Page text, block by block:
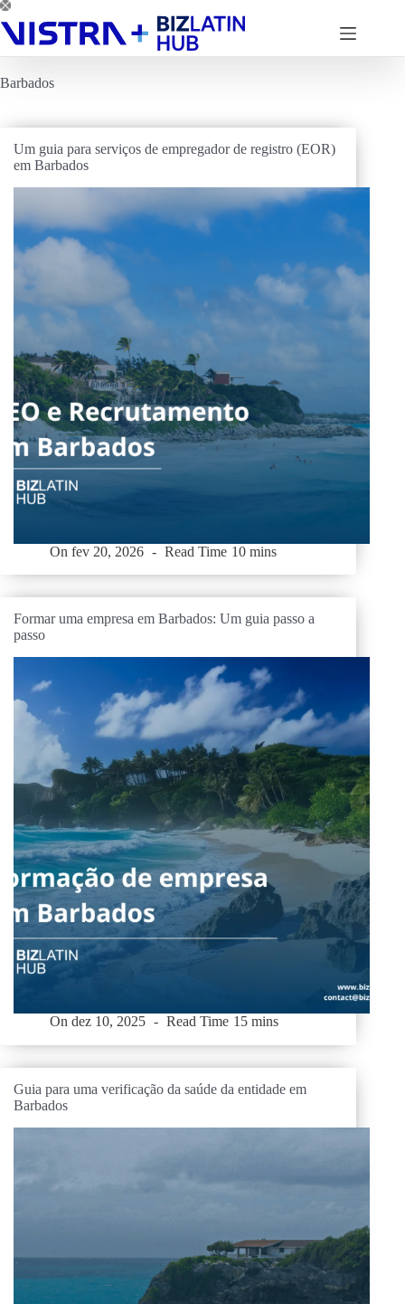
Pular
para
conteúdo
Barbados
Um guia para serviços de empregador de registro (EOR)
em Barbados
On fev 20, 2026 Read Time 10 mins
Formar uma empresa em Barbados: Um guia passo a
passo
On dez 10, 2025 Read Time 15 mins
Guia para uma verificação da saúde da entidade em
Barbados